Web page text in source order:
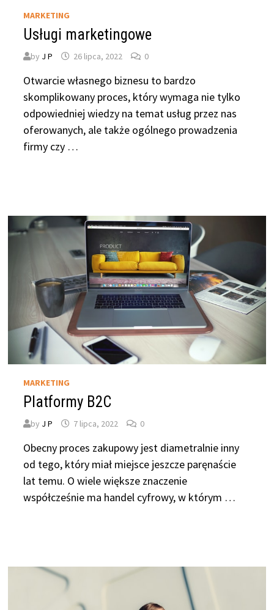
MARKETING
Usługi marketingowe
by J P 26 lipca, 2022 0
Otwarcie własnego biznesu to bardzo
skomplikowany proces, który wymaga nie tylko
odpowiedniej wiedzy na temat usług przez nas
oferowanych, ale także ogólnego prowadzenia
firmy czy …
MARKETING
Platformy B2C
by J P 7 lipca, 2022 0
Obecny proces zakupowy jest diametralnie inny
od tego, który miał miejsce jeszcze paręnaście
lat temu. O wiele większe znaczenie
współcześnie ma handel cyfrowy, w którym …